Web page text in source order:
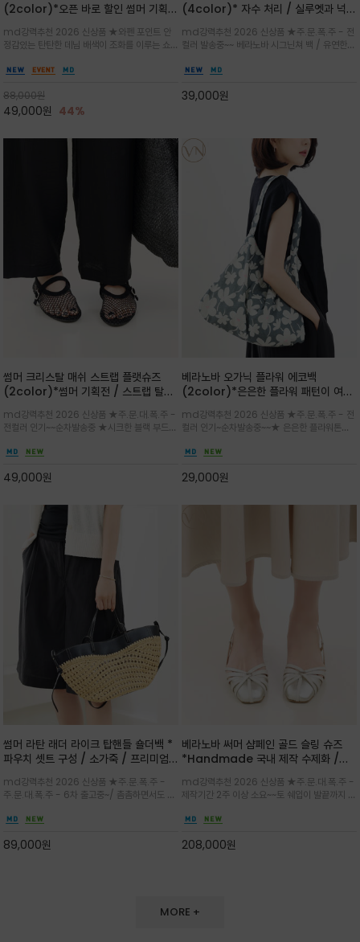
(2color)*오픈 바로 할인 썸머 기획
말 모임룩, 여행룩까지 ~
md강력추천 2026 신상품 ★와펜 포인트 안
정감있는 탄탄한 데님 배색이 조화를 이루는 쇼
클래식한 네이비·아이보리 스트라이프와 산뜻한
88,000원
49,000원 44%
(4color)* 자수 처리 / 실루엣과 넉넉
셜 숄더백
md강력추천 2026 신상품 ★주.문.폭.주 - 전
컬러 발송중~~ 베라노바 시그닌쳐 백 / 유연한
설계로 어깨의 피로도를 낮춰 편안한 착용/가볍
리 숄더백
39,000원
썸머 크리스탈 매쉬 스트랩 플랫슈즈
(2color)*썸머 기획전 / 스트랩 탈착
세한 메쉬 짜임 위로 은은하게 반짝이는
크리스탈 디테일을 더한 플랫슈즈
md강력추천 2026 신상품 ★주.문.대.폭.주 -
전컬러 인기~~순차발송중 ★시크한 블랙 부드러
하게 좋으며 가볍고 시원해 데일리 만능 아이템 /
49,000원
베라노바 오가닉 플라워 에코백
(2color)*은은한 플라워 패턴이 여름
코백
md강력추천 2026 신상품 ★주.문.폭.주 - 전
컬러 인기~순차발송중~~★ 은은한 플라워톤이
고급스럽게 내추럴한 감성의 천연 오가닉 코튼소
해져 완성
29,000원
썸머 라탄 래더 라이크 탑핸들 숄더백 *
파우치 셋트 구성 / 소가죽 / 프리미엄
라이크 배색이 조화롭게 어우러진 탑핸
들 숄더백
md강력추천 2026 신상품 ★주.문.폭.주 -
주.문.대.폭.주 - 6차 출고중~/ 촘촘하면서도 입
만들며 부드러운 곡선의 바스켓 실루엣에 넉넉한
양한 연출이
89,000원
베라노바 써머 샴페인 골드 슬링 슈즈
*Handmade 국내 제작 수제화 /은
스럽게 밝혀주는 슬링백 플랫슈
md강력추천 2026 신상품 ★주.문.대.폭.주 -
제작기간 2주 이상 소요~~토 쉐입이 발끝까지 세
끔한 디자인과 베이직한 컬러감으로 높은 활용도
일까지 두루 잘 어울리는 활2
208,000원
MORE +